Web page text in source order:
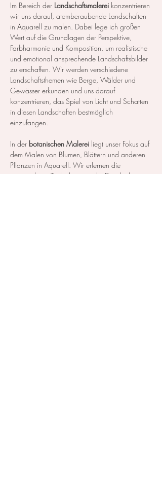
Im Bereich der Landschaftsmalerei konzentrieren
wir uns darauf, atemberaubende Landschaften
in Aquarell zu malen. Dabei lege ich großen
Wert auf die Grundlagen der Perspektive,
Farbharmonie und Komposition, um realistische
und emotional ansprechende Landschaftsbilder
zu erschaffen. Wir werden verschiedene
Landschaftsthemen wie Berge, Wälder und
Gewässer erkunden und uns darauf
konzentrieren, das Spiel von Licht und Schatten
in diesen Landschaften bestmöglich
einzufangen.
In der botanischen Malerei liegt unser Fokus auf
dem Malen von Blumen, Blättern und anderen
Pflanzen in Aquarell. Wir erlernen die
notwendigen Techniken, um die Details der